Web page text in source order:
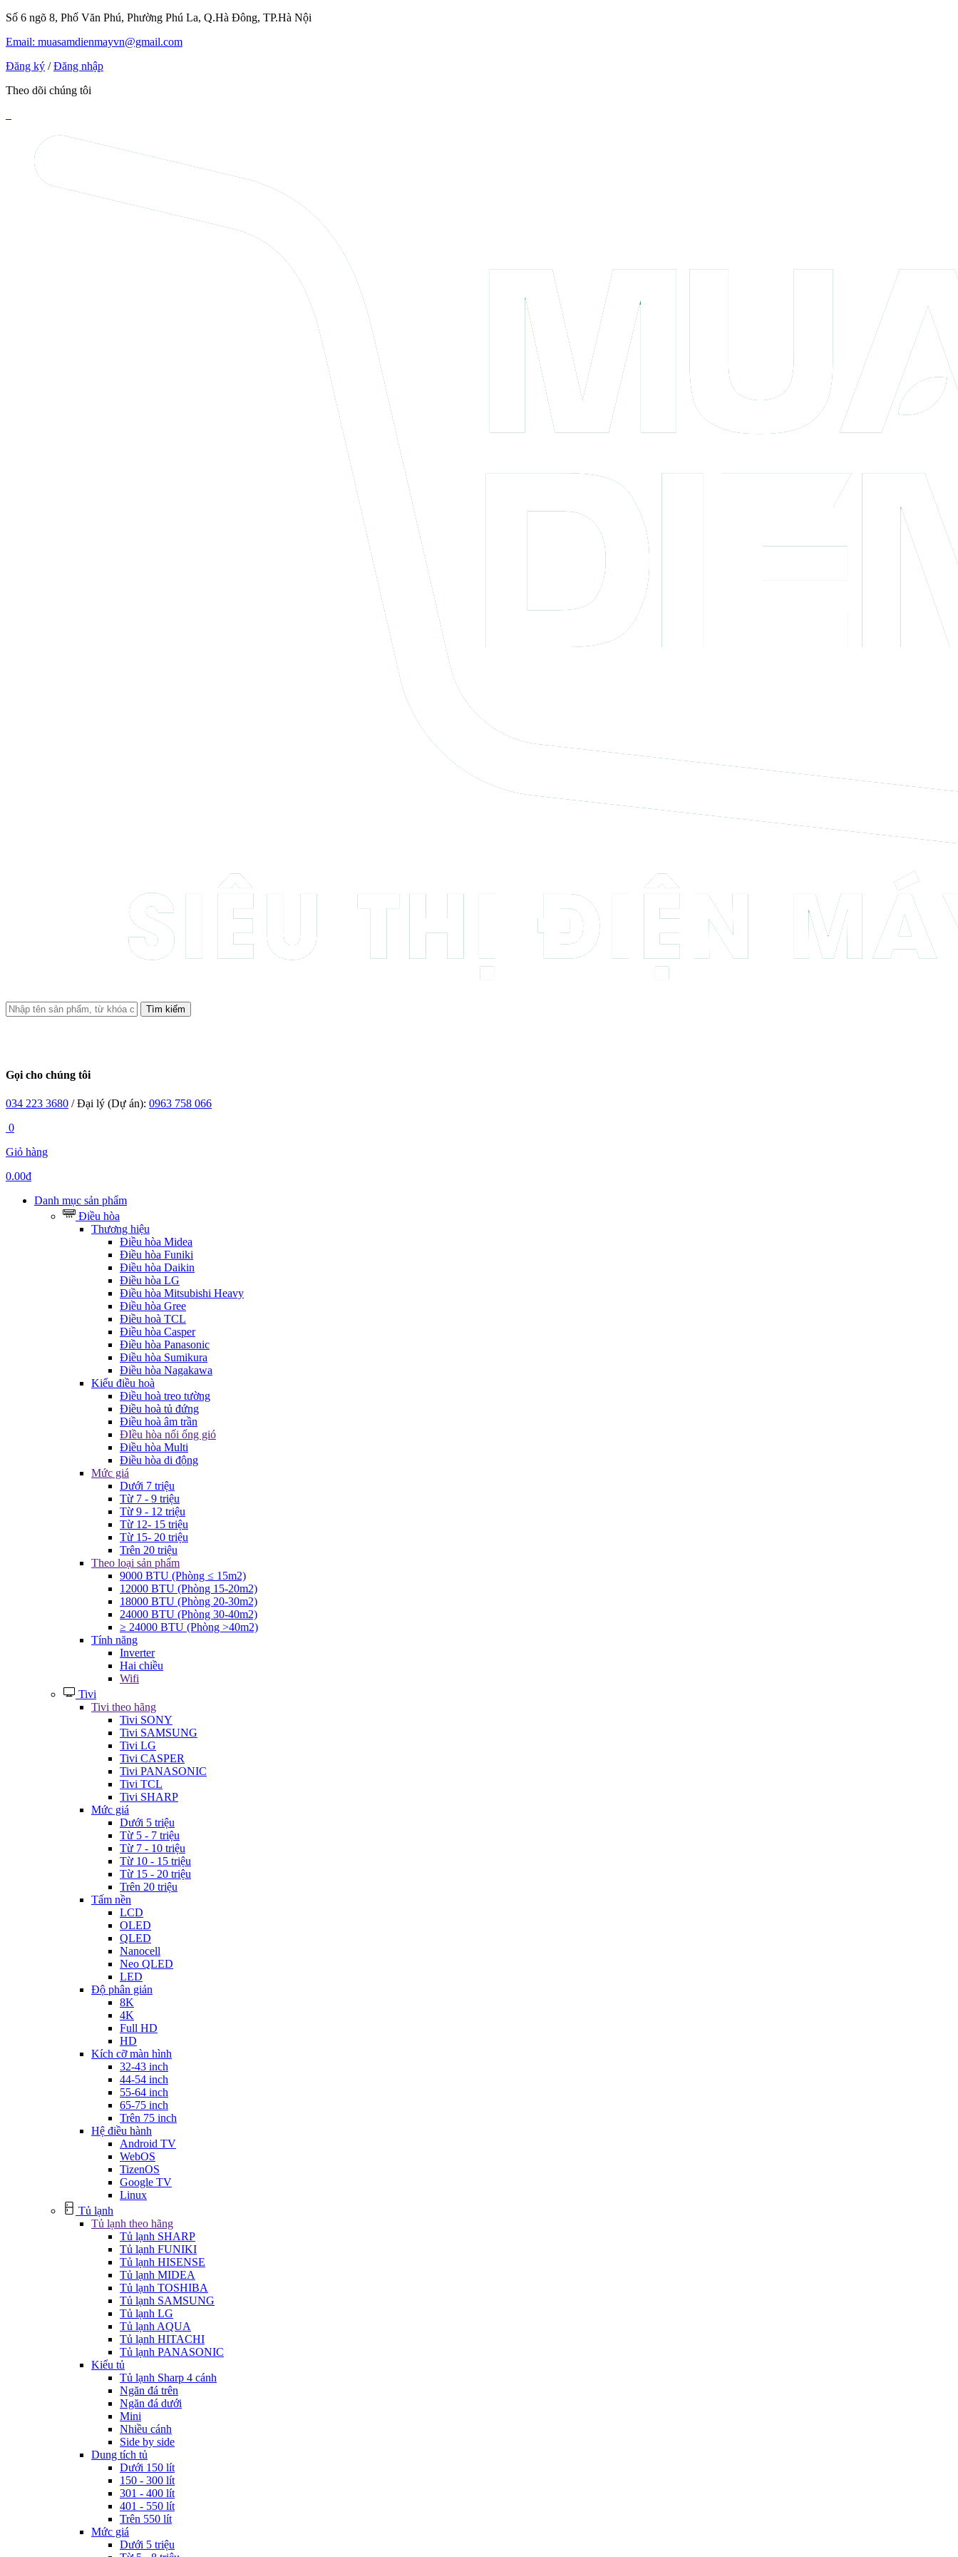
Số 6 ngõ 8, Phố Văn Phú, Phường Phú La, Q.Hà Đông, TP.Hà Nội
Email: muasamdienmayvn@gmail.com
Đăng ký / Đăng nhập
Theo dõi chúng tôi
Tìm kiếm
Gọi cho chúng tôi
034 223 3680 / Đại lý (Dự án): 0963 758 066
0
Giỏ hàng
0.00đ
Danh mục sản phẩm
Điều hòa
Thương hiệu
Điều hòa Midea
Điều hòa Funiki
Điều hòa Daikin
Điều hòa LG
Điều hòa Mitsubishi Heavy
Điều hòa Gree
Điều hoà TCL
Điều hòa Casper
Điều hòa Panasonic
Điều hòa Sumikura
Điều hòa Nagakawa
Kiểu điều hoà
Điều hoà treo tường
Điều hoà tủ đứng
Điều hoà âm trần
ĐIều hòa nối ống gió
Điều hòa Multi
Điều hòa di động
Mức giá
Dưới 7 triệu
Từ 7 - 9 triệu
Từ 9 - 12 triệu
Từ 12- 15 triệu
Từ 15- 20 triệu
Trên 20 triệu
Theo loại sản phẩm
9000 BTU (Phòng ≤ 15m2)
12000 BTU (Phòng 15-20m2)
18000 BTU (Phòng 20-30m2)
24000 BTU (Phòng 30-40m2)
≥ 24000 BTU (Phòng >40m2)
Tính năng
Inverter
Hai chiều
Wifi
Tivi
Tivi theo hãng
Tivi SONY
Tivi SAMSUNG
Tivi LG
Tivi CASPER
Tivi PANASONIC
Tivi TCL
Tivi SHARP
Mức giá
Dưới 5 triệu
Từ 5 - 7 triệu
Từ 7 - 10 triệu
Từ 10 - 15 triệu
Từ 15 - 20 triệu
Trên 20 triệu
Tấm nền
LCD
OLED
QLED
Nanocell
Neo QLED
LED
Độ phân giản
8K
4K
Full HD
HD
Kích cỡ màn hình
32-43 inch
44-54 inch
55-64 inch
65-75 inch
Trên 75 inch
Hệ điều hành
Android TV
WebOS
TizenOS
Google TV
Linux
Tủ lạnh
Tủ lạnh theo hãng
Tủ lạnh SHARP
Tủ lạnh FUNIKI
Tủ lạnh HISENSE
Tủ lạnh MIDEA
Tủ lạnh TOSHIBA
Tủ lạnh SAMSUNG
Tủ lạnh LG
Tủ lạnh AQUA
Tủ lạnh HITACHI
Tủ lạnh PANASONIC
Kiểu tủ
Tủ lạnh Sharp 4 cánh
Ngăn đá trên
Ngăn đá dưới
Mini
Nhiều cánh
Side by side
Dung tích tủ
Dưới 150 lít
150 - 300 lít
301 - 400 lít
401 - 550 lít
Trên 550 lít
Mức giá
Dưới 5 triệu